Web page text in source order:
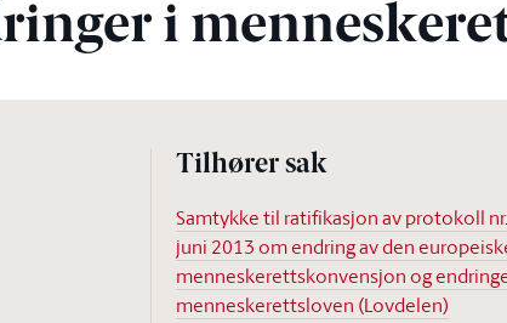
i
Tilhører sak
Samtykke til ratifikasjon av protokoll
juni 2013 om endring av den
menneskerettskonvensjon og
menneskerettsloven (Lovdelen)